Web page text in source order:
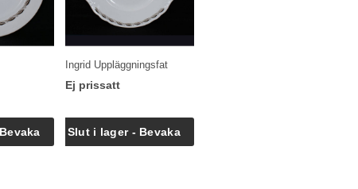
Ingrid Uppläggningsfat
Ej prissatt